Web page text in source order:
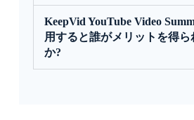
KeepVid YouTube Video
用すると誰がメリットを得ら
か?